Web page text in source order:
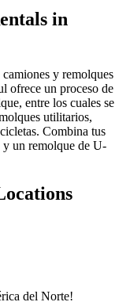
in
y remolques
ofrece un proceso de
entre los cuales se
utilitarios,
Combina tus
un remolque de U-
del Norte!